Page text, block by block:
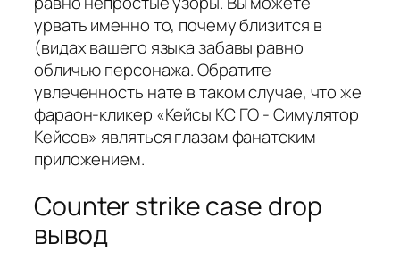
урвать именно то, почему близится в
(видах вашего языка забавы равно
обличью персонажа. Обратите
увлеченность нате в таком случае, что же
фараон-кликер «Кейсы КС ГО - Симулятор
Кейсов» являться глазам фанатским
приложением.
Counter strike case drop
вывод